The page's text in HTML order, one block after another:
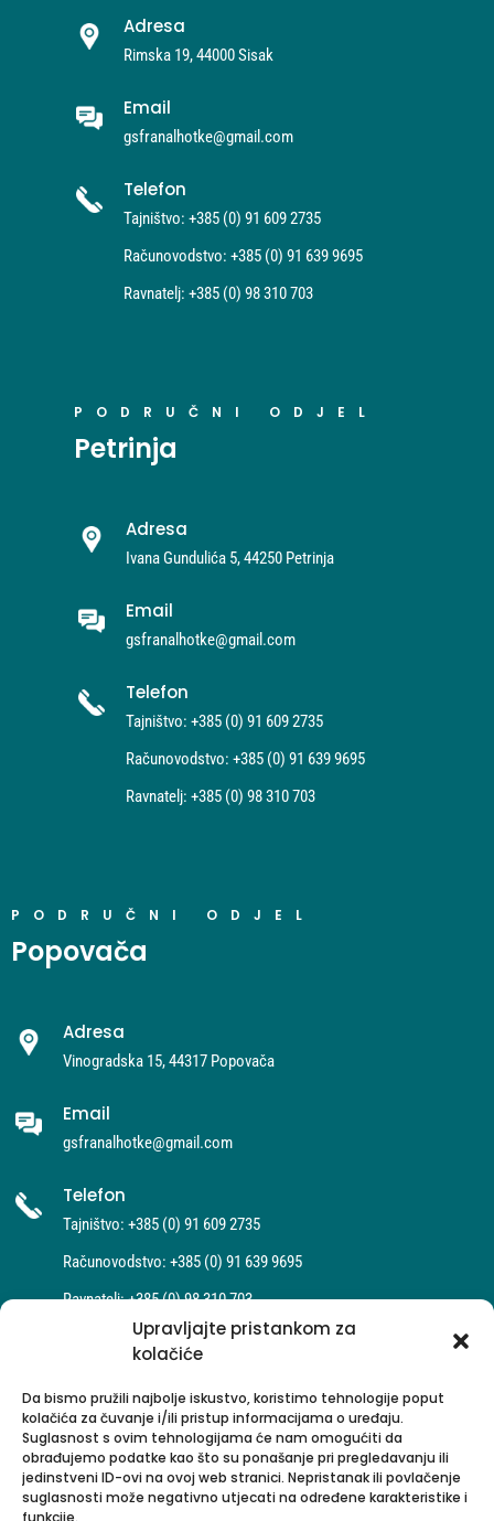
Upravljajte pristankom za
kolačiće
Da bismo pružili najbolje iskustvo, koristimo tehnologije poput
kolačića za čuvanje i/ili pristup informacijama o uređaju.
Suglasnost s ovim tehnologijama će nam omogućiti da
obrađujemo podatke kao što su ponašanje pri pregledavanju ili
jedinstveni ID-ovi na ovoj web stranici. Nepristanak ili povlačenje
suglasnosti može negativno utjecati na određene karakteristike i
funkcije.
Adresa
Rimska 19, 44000 Sisak
Email
gsfranalhotke@gmail.com
Telefon
Tajništvo: +385 (0) 91 609 2735
Računovodstvo: +385 (0) 91 639 9695
Ravnatelj: +385 (0) 98 310 703
PODRUČNI ODJEL
Petrinja
Adresa
Ivana Gundulića 5, 44250 Petrinja
Email
gsfranalhotke@gmail.com
Telefon
Tajništvo: +385 (0) 91 609 2735
Računovodstvo: +385 (0) 91 639 9695
Ravnatelj: +385 (0) 98 310 703
PODRUČNI ODJEL
Popovača
Adresa
Vinogradska 15, 44317 Popovača
Email
gsfranalhotke@gmail.com
Telefon
Tajništvo: +385 (0) 91 609 2735
Računovodstvo: +385 (0) 91 639 9695
Ravnatelj: +385 (0) 98 310 703